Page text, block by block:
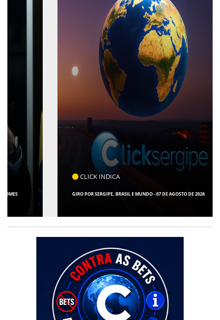
CLICK INDICA
GIRO POR SERGIPE, BRASIL E MUNDO - 07 DE AGOSTO DE 2026